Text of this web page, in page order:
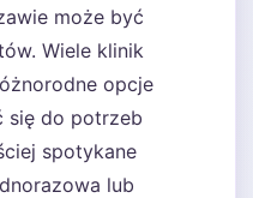
może być
Wiele klinik
opcje
się do potrzeb
spotykane
lub